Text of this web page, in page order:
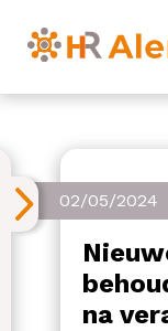
02/05/2024
na